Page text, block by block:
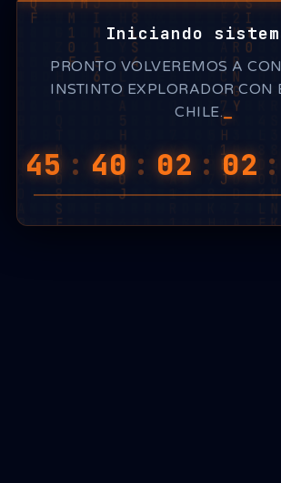
Iniciando
PRONTO VOLVEREMOS A
INSTINTO EXPLORADOR CON
CHILE.
45 : 40 : 02 : 02 :